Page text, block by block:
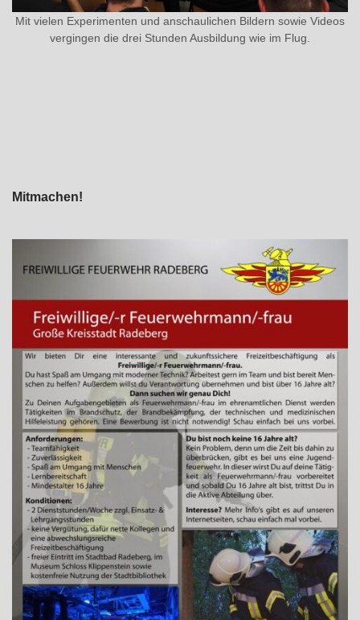
Mit vielen Experimenten und anschaulichen Bildern sowie Videos
vergingen die drei Stunden Ausbildung wie im Flug.
Mitmachen!